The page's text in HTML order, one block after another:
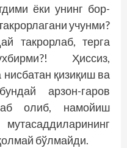
ёки унинг бор-
учунми?
такрорлаб, терга
Ҳиссиз,
қизиқиш ва
арзон-гаров
олиб, намойиш
бўлмайди.